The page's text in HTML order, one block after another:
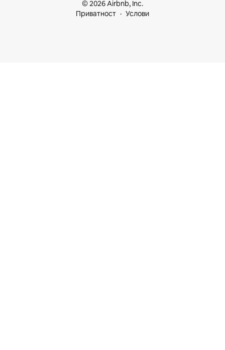
© 2026 Airbnb, Inc.
Приватност
Услови